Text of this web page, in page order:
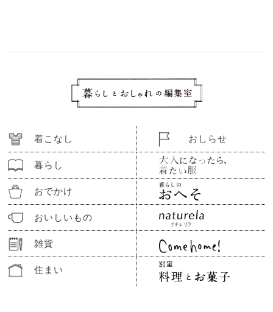
着こなし
暮らし
おでかけ
おいしいもの
雑貨
住まい
おしらせ